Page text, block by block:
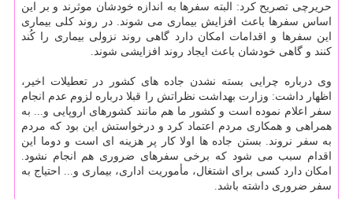
حریرچی تصریح کرد: البته سفرها به اندازه خودشان موثرند و بر این
اساس سفرها باعث افزایش بیماری می شوند. در روند کلی بیماری
این سفرها و اقدامات امکان دارد گاهی روند نزولی بیماری را کُند
کنند و گاهی خودشان باعث ایجاد روند افزایشی شوند.
وی درباره چرایی بسته نشدن جاده های کشور در تعطیلات اخیر،
اظهار داشت: وزارت بهداشت نظراتش را قبلا درباره لزوم عدم انجام
سفر اعلام نموده است و کشور ما هم مانند کشورهای اروپایی و... به
همراهی و همکاری مردم اعتماد کرد و درخواستش این بود که مردم
به سفر نروند. بستن جاده ها اولا کار پر هزینه ای است و دوما این
اقدام سبب می شود که برخی سفرهای ضروری هم انجام نشود.
امکان دارد کسی برای اشتغال، مأموریت اداری، بیماری و... احتیاج به
سفر ضروری داشته باشد.